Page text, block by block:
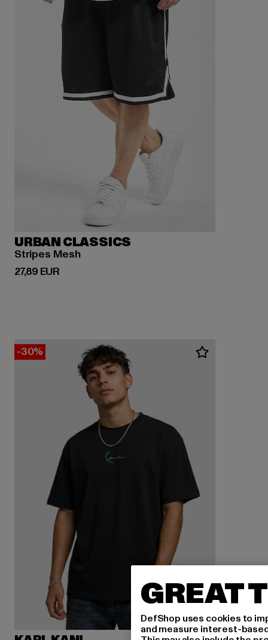
URBAN CLASSICS
Stripes Mesh
27,89 EUR
Derzeitiger Preis: 27,89 EUR
-30%
GREAT
DefShop uses cookies to
and measure interest-